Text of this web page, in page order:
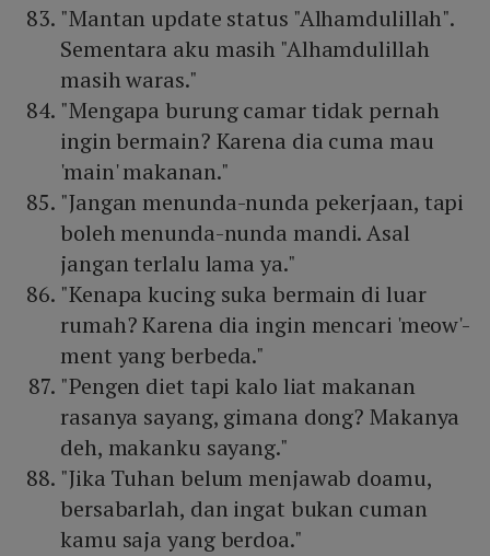
"Mantan update status "Alhamdulillah".
Sementara aku masih "Alhamdulillah
masih waras."
"Mengapa burung camar tidak pernah
ingin bermain? Karena dia cuma mau
'main' makanan."
"Jangan menunda-nunda pekerjaan, tapi
boleh menunda-nunda mandi. Asal
jangan terlalu lama ya."
"Kenapa kucing suka bermain di luar
rumah? Karena dia ingin mencari 'meow'-
ment yang berbeda."
"Pengen diet tapi kalo liat makanan
rasanya sayang, gimana dong? Makanya
deh, makanku sayang."
"Jika Tuhan belum menjawab doamu,
bersabarlah, dan ingat bukan cuman
kamu saja yang berdoa."